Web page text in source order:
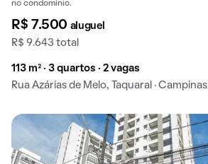
no condomínio.
R$ 7.500 aluguel
R$ 9.643 total
113 m² · 3 quartos · 2 vagas
Rua Azárias de Melo, Taquaral · Campinas